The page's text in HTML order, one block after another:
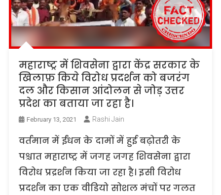
महाराष्ट्र में शिवसेना द्वारा केंद्र सरकार के
खिलाफ़ किये विरोध प्रदर्शन को बजरंग
दल और किसान आंदोलन से जोड़ उत्तर
प्रदेश का बताया जा रहा है।
February 13, 2021 Rashi Jain
वर्तमान में ईंधन के दामों में हुई बढ़ोतरी के
पश्चात महाराष्ट्र में जगह जगह शिवसेना द्वारा
विरोध प्रद्रर्शन किया जा रहा है। इसी विरोध
प्रदर्शन का एक वीडियो सोशल मंचों पर गलत